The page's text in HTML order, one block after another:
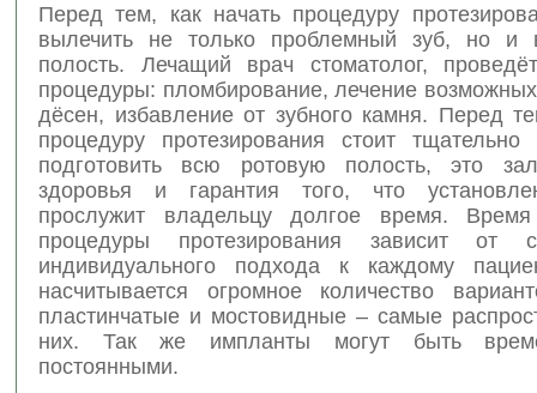
Перед тем, как начать процедуру
вылечить не только проблемный зуб, но и
полость. Лечащий врач стоматолог,
процедуры: пломбирование, лечение
дёсен, избавление от зубного камня. Перед
процедуру протезирования стоит
подготовить всю ротовую полость, это
здоровья и гарантия того, что
прослужит владельцу долгое время.
процедуры протезирования зависит от
индивидуального подхода к каждому
насчитывается огромное количество
пластинчатые и мостовидные – самые
них. Так же импланты могут быть
постоянными.